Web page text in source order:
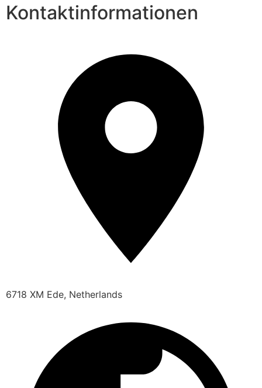
Kontaktinformationen
6718 XM Ede, Netherlands